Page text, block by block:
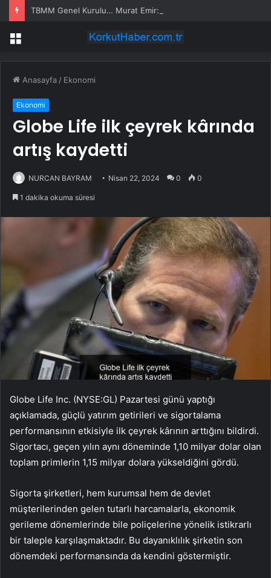
Menü
Anasayfa / Ekonomi
Ekonomi
Globe Life ilk çeyrek kârında
artış kaydetti
NURCAN BAYRAM Nisan 22, 2024 0 0
1 dakika okuma süresi
Globe Life Inc. (NYSE:GL) Pazartesi günü yaptığı
açıklamada, güçlü yatırım getirileri ve sigortalama
performansının etkisiyle ilk çeyrek kârının arttığını bildirdi.
Sigortacı, geçen yılın aynı döneminde 1,10 milyar dolar olan
toplam primlerin 1,15 milyar dolara yükseldiğini gördü.
Sigorta şirketleri, hem kurumsal hem de devlet
müşterilerinden gelen tutarlı harcamalarla, ekonomik
gerileme dönemlerinde bile poliçelerine yönelik istikrarlı
bir taleple karşılaşmaktadır. Bu dayanıklılık şirketin son
dönemdeki performansında da kendini göstermiştir.